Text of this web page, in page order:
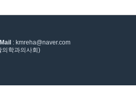
: kmreha@naver.com
학과의사회)